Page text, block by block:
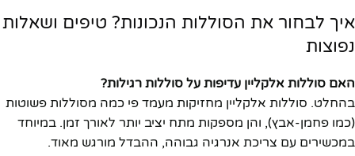
איך לבחור את הסוללות הנכונות? טיפים ושאלות
נפוצות
האם סוללות אלקליין עדיפות על סוללות רגילות?
בהחלט. סוללות אלקליין מחזיקות מעמד פי כמה מסוללות פשוטות
(כמו פחמן-אבץ), והן מספקות מתח יציב יותר לאורך זמן. במיוחד
במכשירים עם צריכת אנרגיה גבוהה, ההבדל מורגש מאוד.